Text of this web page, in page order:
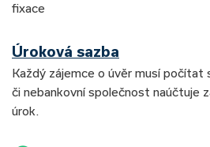
fixace
Úroková sazba
Každý zájemce o úvěr musí počítat
či nebankovní společnost naúčtuje
úrok.